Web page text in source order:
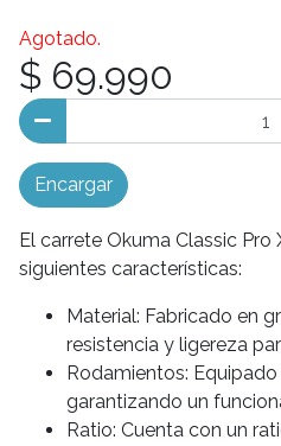
Agotado.
$ 69.990
Encargar
El carrete Okuma Classic
siguientes características:
Material: Fabricado en
resistencia y ligereza
Rodamientos:
garantizando un
Ratio: Cuenta con un